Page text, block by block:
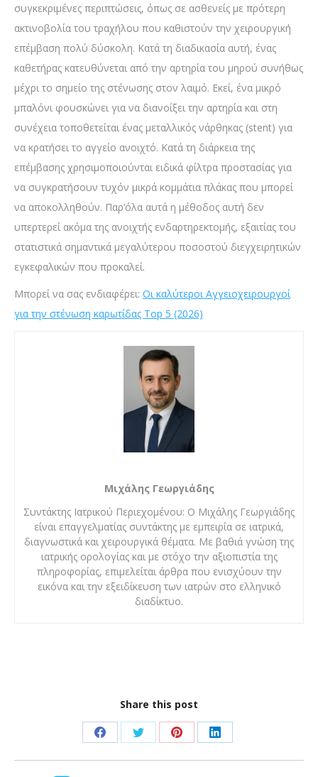
συγκεκριμένες περιπτώσεις, όπως σε ασθενείς με πρότερη
ακτινοβολία του τραχήλου που καθιστούν την χειρουργική
επέμβαση πολύ δύσκολη. Κατά τη διαδικασία αυτή, ένας
καθετήρας κατευθύνεται από την αρτηρία του μηρού συνήθως
μέχρι το σημείο της στένωσης στον λαιμό. Εκεί, ένα μικρό
μπαλόνι φουσκώνει για να διανοίξει την αρτηρία και στη
συνέχεια τοποθετείται ένας μεταλλικός νάρθηκας (stent) για
να κρατήσει το αγγείο ανοιχτό. Κατά τη διάρκεια της
επέμβασης χρησιμοποιούνται ειδικά φίλτρα προστασίας για
να συγκρατήσουν τυχόν μικρά κομμάτια πλάκας που μπορεί
να αποκολληθούν. Παρ’όλα αυτά η μέθοδος αυτή δεν
υπερτερεί ακόμα της ανοιχτής ενδαρτηρεκτομής, εξαιτίας του
στατιστικά σημαντικά μεγαλύτερου ποσοστού διεγχειρητικών
εγκεφαλικών που προκαλεί.
Μπορεί να σας ενδιαφέρει: Οι καλύτεροι Αγγειοχειρουργοί
για την στένωση καρωτίδας Top 5 (2026)
Μιχάλης Γεωργιάδης
Συντάκτης Ιατρικού Περιεχομένου: Ο Μιχάλης Γεωργιάδης
είναι επαγγελματίας συντάκτης με εμπειρία σε ιατρικά,
διαγνωστικά και χειρουργικά θέματα. Με βαθιά γνώση της
ιατρικής ορολογίας και με στόχο την αξιοπιστία της
πληροφορίας, επιμελείται άρθρα που ενισχύουν την
εικόνα και την εξειδίκευση των ιατρών στο ελληνικό
διαδίκτυο.
Share this post